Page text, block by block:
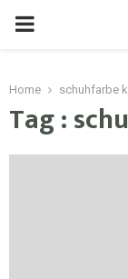
PRIMARY
Home schuhfarbe
Tag :